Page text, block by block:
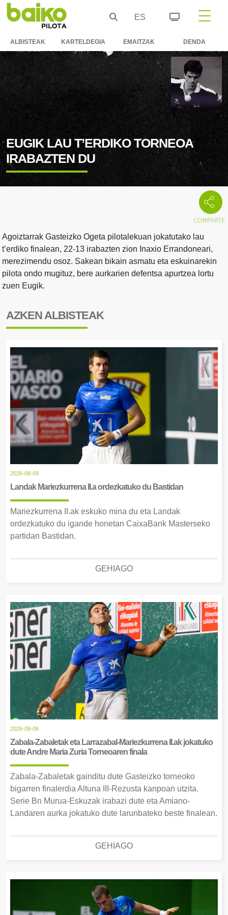
ES
ALBISTEAK KARTELDEGIA EMAITZAK DENDA
EUGIK LAU T’ERDIKO TORNEOA
IRABAZTEN DU
Agoiztarrak Gasteizko Ogeta pilotalekuan jokatutako lau
t’erdiko finalean, 22-13 irabazten zion Inaxio Errandoneari,
merezimendu osoz. Sakean bikain asmatu eta eskuinarekin
pilota ondo mugituz, bere aurkarien defentsa apurtzea lortu
zuen Eugik.
AZKEN ALBISTEAK
2026-08-09
Landak Mariezkurrena II.a ordezkatuko du Bastidan
Mariezkurrena II.ak eskuko mina du eta Landak
ordezkatuko du igande honetan CaixaBank Masterseko
partidan Bastidan.
GEHIAGO
2026-08-06
Zabala-Zabaletak eta Larrazabal-Mariezkurrena II.ak jokatuko
dute Andre Maria Zuria Torneoaren finala
Zabala-Zabaletak gainditu dute Gasteizko torneoko
bigarren finalerdia Altuna III-Rezusta kanpoan utzita.
Serie Bn Murua-Eskuzak irabazi dute eta Amiano-
Landaren aurka jokatuko dute larunbateko beste finalean.
GEHIAGO